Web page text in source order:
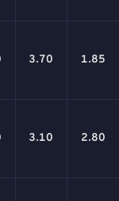
3.70 1.85
3.10 2.80